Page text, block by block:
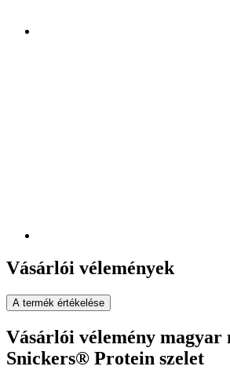
Vásárlói vélemények
A termék értékelése
Vásárlói vélemény magyar
Snickers® Protein szelet